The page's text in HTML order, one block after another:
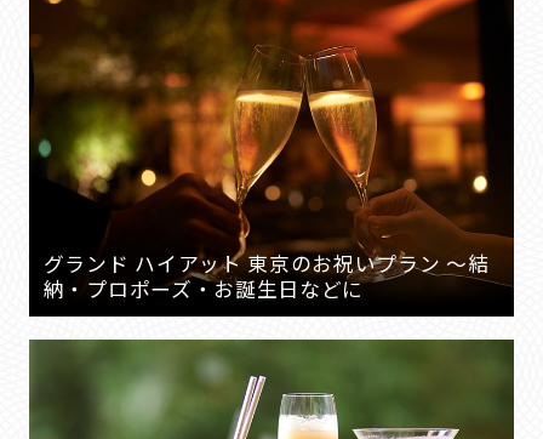
グランド ハイアット 東京のお祝いプラン ～結
納・プロポーズ・お誕生日などに